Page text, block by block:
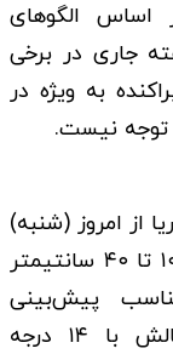
اساس الگوهای
جاری در برخی
به ویژه در
توجه نیست.
از امروز (شنبه)
تا (دوشنبه) هفته جاری با ارتفاع موج ۱۰ تا ۴۰ سانتیمتر
پیش‌بینی
شده‌است.وی اظهار کرد: اسب‌وونی تالش با ۱۴ درجه